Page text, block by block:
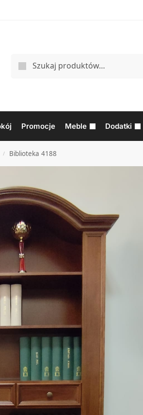
Promocje Meble Dodatki
/ Biblioteka 4188